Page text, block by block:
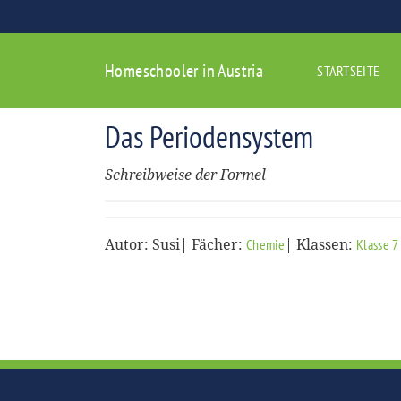
Homeschooler in Austria STARTSEITE
Das Periodensystem
Schreibweise der Formel
Autor: Susi| Fächer: Chemie | Klassen: Klasse 7